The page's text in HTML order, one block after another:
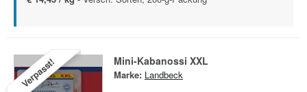
Verpasst! Mini-Kabanossi XXL
Marke: Landbeck